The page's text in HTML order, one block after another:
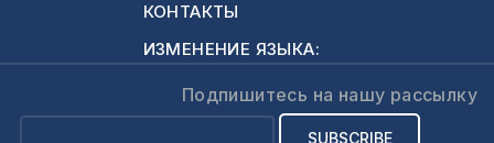
КОНТАКТЫ
ИЗМЕНЕНИЕ ЯЗЫКА:
Подпишитесь на нашу рассылку